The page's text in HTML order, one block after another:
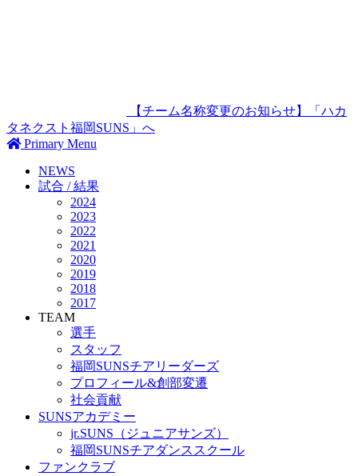
【チーム名称変更のお知らせ】「ハカ
タネクスト福岡SUNS」へ
Primary Menu
NEWS
試合 / 結果
2024
2023
2022
2021
2020
2019
2018
2017
TEAM
選手
スタッフ
福岡SUNSチアリーダーズ
プロフィール&創部変遷
社会貢献
SUNSアカデミー
jr.SUNS（ジュニアサンズ）
福岡SUNSチアダンススクール
ファンクラブ